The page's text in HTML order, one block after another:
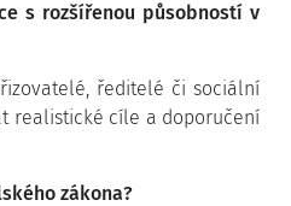
s rozšířenou působností v
ředitelé či sociální
realistické cíle a doporučení
zákona?